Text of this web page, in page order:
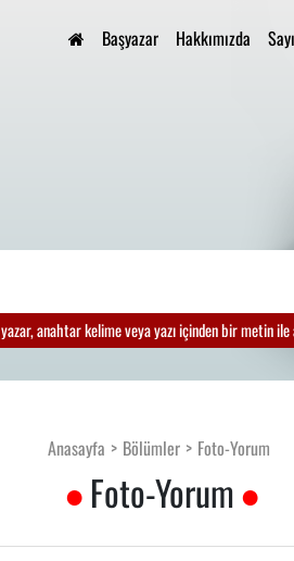
Başyazar Hakkımızda
yazar, anahtar kelime veya yazı içinden bir metin ile
Anasayfa Bölümler Foto-Yorum
Foto-Yorum